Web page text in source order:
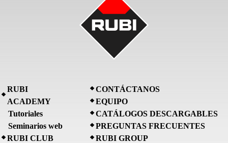
RUBI
ACADEMY
Tutoriales
Seminarios web
RUBI CLUB
CONTÁCTANOS
EQUIPO
CATÁLOGOS DESCARGABLES
PREGUNTAS FRECUENTES
RUBI GROUP